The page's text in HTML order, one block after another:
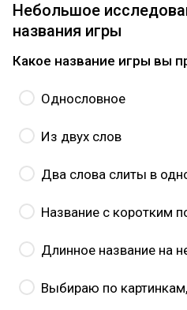
Небольшое
названия игры
Какое название игры вы
Однословное
Из двух слов
Два слова слиты в
Название с коротким
Длинное название на
Выбираю по